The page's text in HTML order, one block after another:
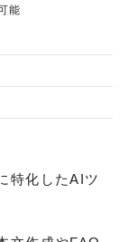
能
特化したAIツ